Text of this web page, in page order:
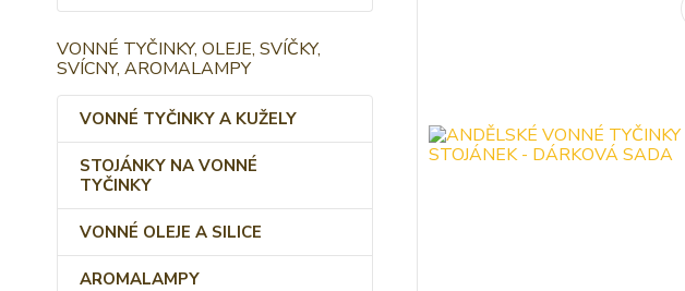
VONNÉ TYČINKY, OLEJE, SVÍČKY,
SVÍCNY, AROMALAMPY
VONNÉ TYČINKY A KUŽELY
STOJÁNKY NA VONNÉ
TYČINKY
VONNÉ OLEJE A SILICE
AROMALAMPY